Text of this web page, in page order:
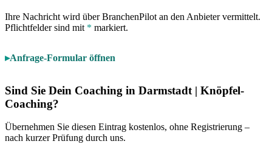
Ihre Nachricht wird über BranchenPilot an den Anbieter vermittelt.
Pflichtfelder sind mit * markiert.
Anfrage-Formular öffnen
Sind Sie Dein Coaching in Darmstadt | Knöpfel-
Coaching?
Übernehmen Sie diesen Eintrag kostenlos, ohne Registrierung –
nach kurzer Prüfung durch uns.